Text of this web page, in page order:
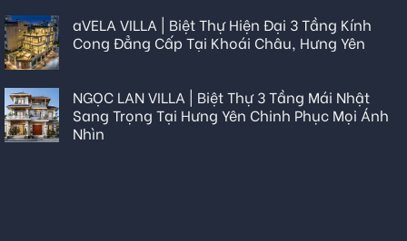
aVELA VILLA | Biệt Thự Hiện Đại 3 Tầng Kính
Cong Đẳng Cấp Tại Khoái Châu, Hưng Yên
NGỌC LAN VILLA | Biệt Thự 3 Tầng Mái Nhật
Sang Trọng Tại Hưng Yên Chinh Phục Mọi Ánh
Nhìn